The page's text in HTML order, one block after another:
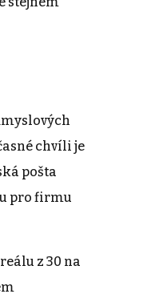
chvíli je
pošta
pro firmu
z 30 na